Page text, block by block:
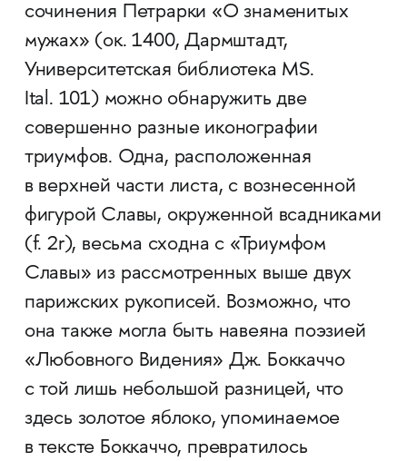
сочинения Петрарки «О знаменитых
мужах» (ок. 1400, Дармштадт,
Университетская библиотека MS.
Ital. 101) можно обнаружить две
совершенно разные иконографии
триумфов. Одна, расположенная
в верхней части листа, с вознесенной
фигурой Славы, окруженной всадниками
(f. 2r), весьма сходна с «Триумфом
Славы» из рассмотренных выше двух
парижских рукописей. Возможно, что
она также могла быть навеяна поэзией
«Любовного Видения» Дж. Боккаччо
с той лишь небольшой разницей, что
здесь золотое яблоко, упоминаемое
в тексте Боккаччо, превратилось